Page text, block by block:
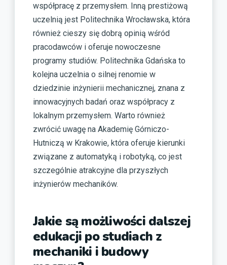
współpracę z przemysłem. Inną prestiżową
uczelnią jest Politechnika Wrocławska, która
również cieszy się dobrą opinią wśród
pracodawców i oferuje nowoczesne
programy studiów. Politechnika Gdańska to
kolejna uczelnia o silnej renomie w
dziedzinie inżynierii mechanicznej, znana z
innowacyjnych badań oraz współpracy z
lokalnym przemysłem. Warto również
zwrócić uwagę na Akademię Górniczo-
Hutniczą w Krakowie, która oferuje kierunki
związane z automatyką i robotyką, co jest
szczególnie atrakcyjne dla przyszłych
inżynierów mechaników.
Jakie są możliwości dalszej
edukacji po studiach z
mechaniki i budowy